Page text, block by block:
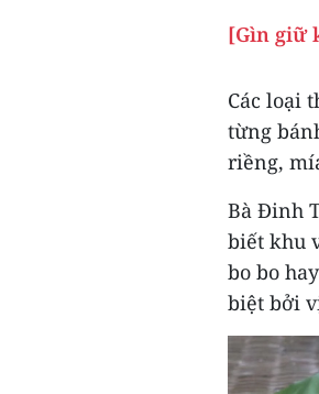
[Gìn giữ
Các loại
từng
riềng,
Bà Đinh
biết khu
bo bo
biệt bởi